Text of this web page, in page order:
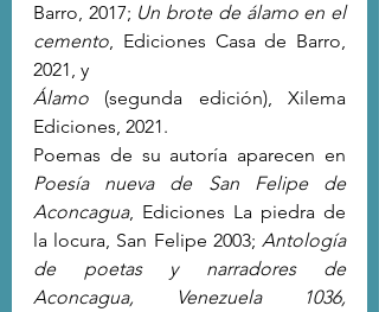
Barro, 2017; Un brote de álamo en el
cemento, Ediciones Casa de Barro,
2021, y
Álamo (segunda edición), Xilema
Ediciones, 2021.
Poesía nueva de San Felipe de
Aconcagua, Ediciones La piedra de
la locura, San Felipe 2003; Antología
de poetas y narradores de